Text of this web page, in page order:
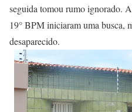
seguida tomou rumo ignorado.
19° BPM iniciaram uma busca,
desaparecido.